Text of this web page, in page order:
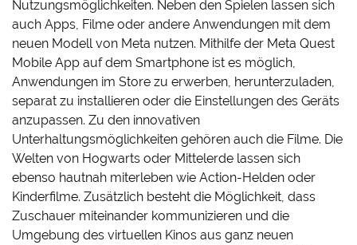
Nutzungsmöglichkeiten. Neben den Spielen lassen sich
auch Apps, Filme oder andere Anwendungen mit dem
neuen Modell von Meta nutzen. Mithilfe der Meta Quest
Mobile App auf dem Smartphone ist es möglich,
Anwendungen im Store zu erwerben, herunterzuladen,
separat zu installieren oder die Einstellungen des Geräts
anzupassen. Zu den innovativen
Unterhaltungsmöglichkeiten gehören auch die Filme. Die
Welten von Hogwarts oder Mittelerde lassen sich
ebenso hautnah miterleben wie Action-Helden oder
Kinderfilme. Zusätzlich besteht die Möglichkeit, dass
Zuschauer miteinander kommunizieren und die
Umgebung des virtuellen Kinos aus ganz neuen